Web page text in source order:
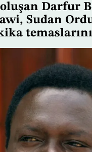
oluşan Darfur
Sudan